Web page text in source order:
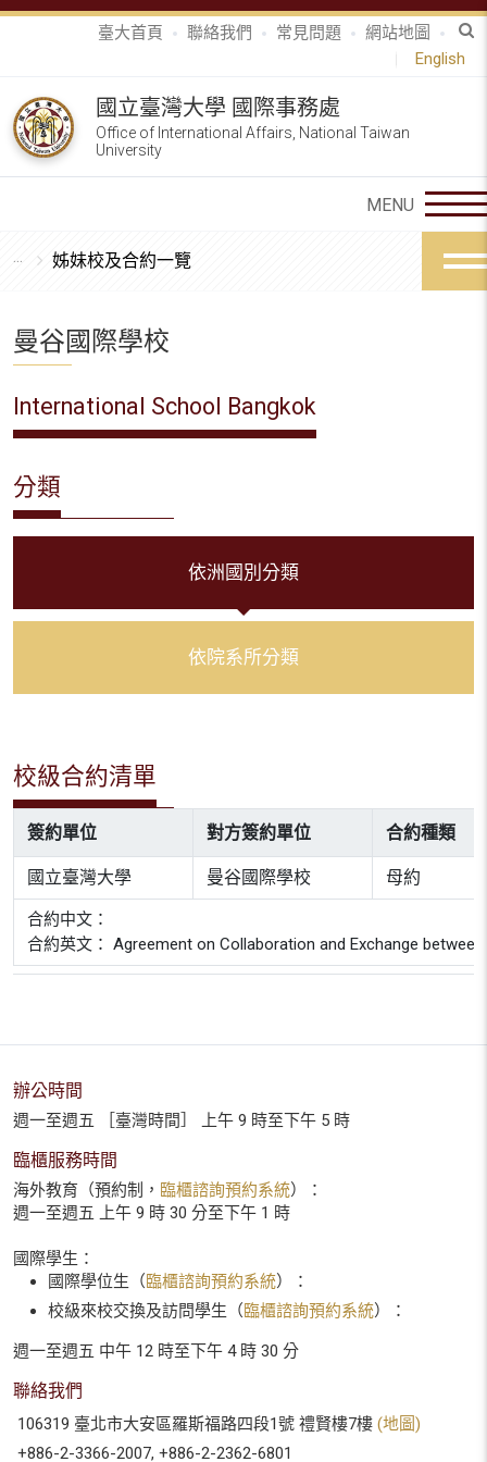
臺大首頁 聯絡我們 常見問題
網站地圖
English
國立臺灣大學 國際事務處
Office of International Affairs, National Taiwan
University
姊妹校及合約一覽
曼谷國際學校
International School Bangkok
分類
依洲國別分類
依院系所分類
校級合約清單
簽約單位 對方簽約單位 合約種類
國立臺灣大學 曼谷國際學校 母約
合約中文：
合約英文： Agreement on Collaboration and Exchange
辦公時間
週一至週五 ［臺灣時間］ 上午 9 時至下午 5 時
臨櫃服務時間
海外教育（預約制， 臨櫃諮詢預約系統）：
週一至週五 上午 9 時 30 分至下午 1 時
國際學生：
國際學位生（臨櫃諮詢預約系統）：
校級來校交換及訪問學生（臨櫃諮詢預約系統）：
週一至週五 中午 12 時至下午 4 時 30 分
聯絡我們
106319 臺北市大安區羅斯福路四段1號 禮賢樓7樓 (地圖)
+886-2-3366-2007, +886-2-2362-6801